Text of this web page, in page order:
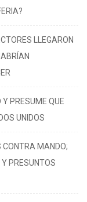
LLEGARON
PRESUME QUE
UNIDOS
CONTRA MANDO;
PRESUNTOS